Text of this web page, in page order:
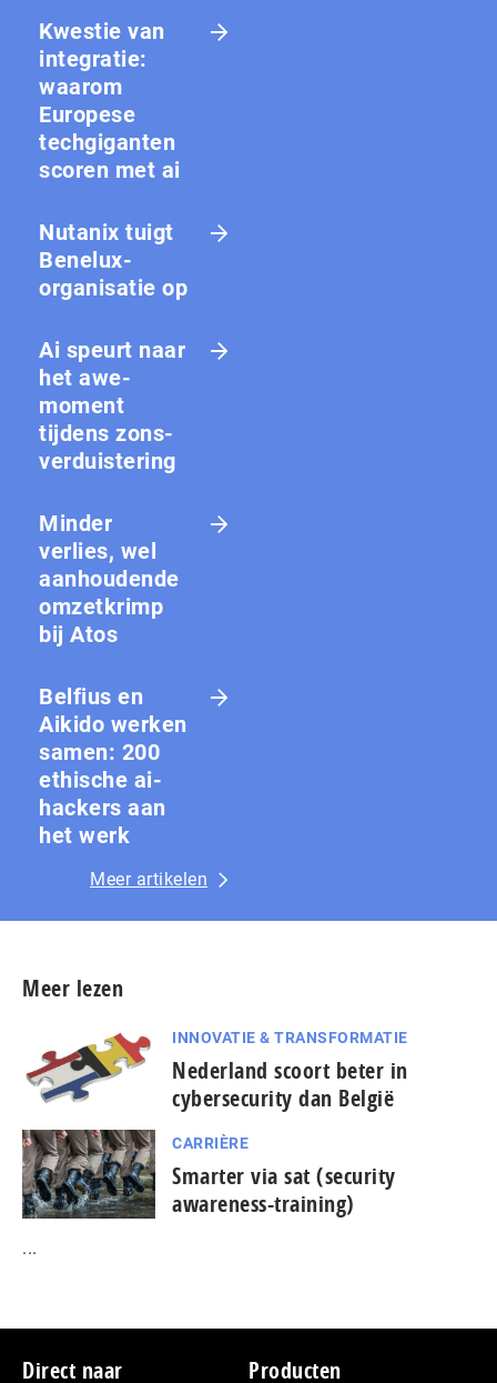
Kwestie van
integratie:
waarom
Europese
techgiganten
scoren met ai
Nutanix tuigt
Benelux-
organisatie op
Ai speurt naar
het awe-
moment
tijdens zons­
ver­duis­te­ring
Minder
verlies, wel
aanhoudende
omzetkrimp
bij Atos
Belfius en
Aikido werken
samen: 200
ethische ai-
hackers aan
het werk
Meer artikelen
Meer lezen
INNOVATIE & TRANSFORMATIE
Nederland scoort beter in
cybersecurity dan België
CARRIÈRE
Smarter via sat (security
awareness-training)
...
Footer
Direct naar Producten